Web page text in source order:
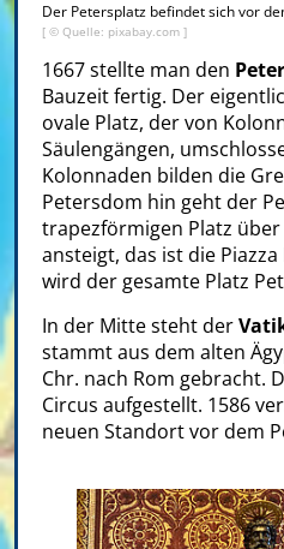
Der Petersplatz befindet sich vor
[ © Quelle: pixabay.com ]
1667 stellte man den
Bauzeit fertig. Der
ovale Platz, der von
Säulengängen,
Kolonnaden bilden die
Petersdom hin geht der
trapezförmigen Platz
ansteigt, das ist die
wird der gesamte Platz
In der Mitte steht der
stammt aus dem alten
Chr. nach Rom gebracht.
Circus aufgestellt. 1586
neuen Standort vor dem